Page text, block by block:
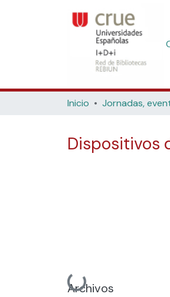
Inicio Jornadas,
Dispositivos
Cargando...
Archivos